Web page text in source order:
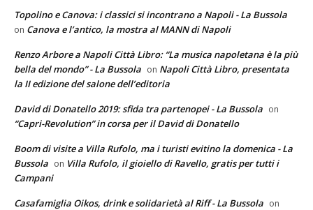
Topolino e Canova: i classici si incontrano a Napoli - La Bussola
on Canova e l’antico, la mostra al MANN di Napoli
Renzo Arbore a Napoli Città Libro: “La musica napoletana è la più
bella del mondo” - La Bussola on Napoli Città Libro, presentata
la II edizione del salone dell’editoria
David di Donatello 2019: sfida tra partenopei - La Bussola on
“Capri-Revolution” in corsa per il David di Donatello
Boom di visite a Villa Rufolo, ma i turisti evitino la domenica - La
Bussola on Villa Rufolo, il gioiello di Ravello, gratis per tutti i
Campani
Casafamiglia Oikos, drink e solidarietà al Riff - La Bussola on